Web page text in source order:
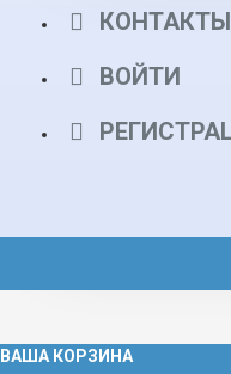
КОНТАКТЫ
ВОЙТИ
ВАША КОРЗИНА